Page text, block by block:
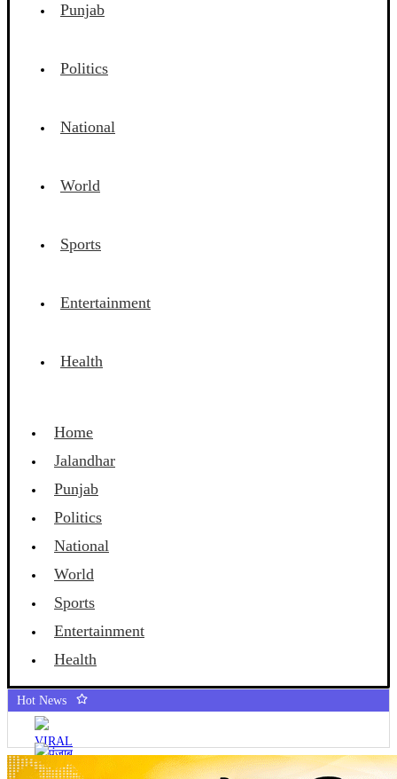
Punjab
Politics
National
World
Sports
Entertainment
Health
Home
Jalandhar
Punjab
Politics
National
World
Sports
Entertainment
Health
Hot News